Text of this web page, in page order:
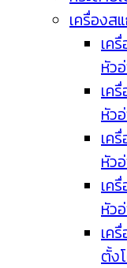
เครื่องส
เค
หัว
เค
หัว
เค
หัว
เค
หัว
เค
ตั้ง